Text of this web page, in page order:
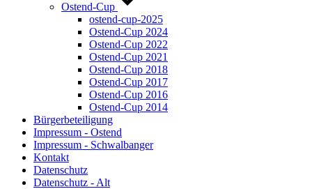
Ostend-Cup
ostend-cup-2025
Ostend-Cup 2024
Ostend-Cup 2022
Ostend-Cup 2021
Ostend-Cup 2018
Ostend-Cup 2017
Ostend-Cup 2016
Ostend-Cup 2014
Bürgerbeteiligung
Impressum - Ostend
Impressum - Schwalbanger
Kontakt
Datenschutz
Datenschutz - Alt